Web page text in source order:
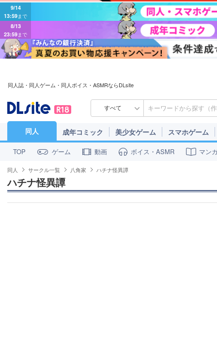
9/14
13:59まで
8/13
23:59まで
同人誌・同人ゲーム・同人ボイス・ASMRならDLsite
すべて
同人 成年コミック 美少女ゲーム スマホゲーム
TOP ゲーム 動画 ボイス・ASMR マン
同人 サークル一覧 八角家 ハチナ怪異譚
ハチナ怪異譚